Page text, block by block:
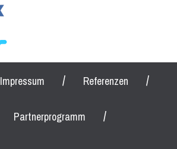
Impressum / Referenzen /
Partnerprogramm /